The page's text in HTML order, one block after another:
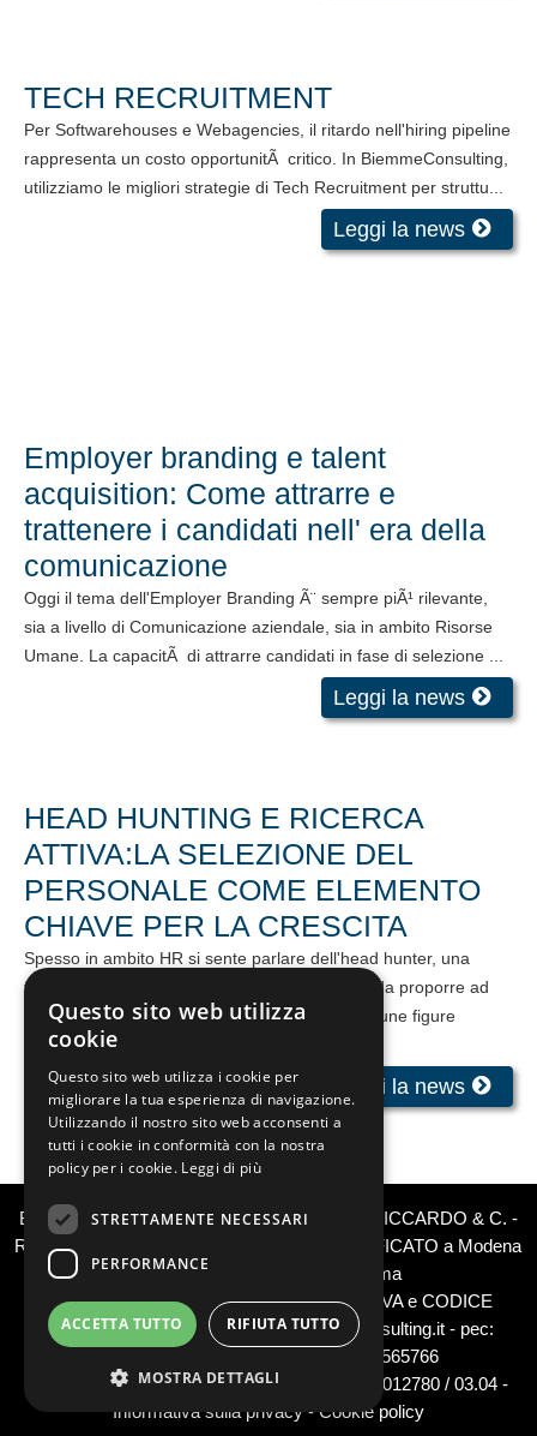
TECH RECRUITMENT
Per Softwarehouses e Webagencies, il ritardo nell'hiring pipeline
rappresenta un costo opportunitÃ critico. In BiemmeConsulting,
utilizziamo le migliori strategie di Tech Recruitment per struttu...
Leggi la news
Employer branding e talent
acquisition: Come attrarre e
trattenere i candidati nell' era della
comunicazione
Oggi il tema dell'Employer Branding Ã¨ sempre piÃ¹ rilevante,
sia a livello di Comunicazione aziendale, sia in ambito Risorse
Umane. La capacitÃ di attrarre candidati in fase di selezione ...
Leggi la news
HEAD HUNTING E RICERCA
ATTIVA:LA SELEZIONE DEL
PERSONALE COME ELEMENTO
CHIAVE PER LA CRESCITA
Spesso in ambito HR si sente parlare dell'head hunter, una
figura che si occupa di trovare i talenti migliori da proporre ad
aziende e istituzioni che sono alla ricerca di alcune figure
specifiche ...
Leggi la news
BIEMME CONSULTING SAS DI BARBIERI RICCARDO & C. -
RICERCA SELEZIONE PERSONALE QUALIFICATO a Modena
- Reggio Emilia - Bologna - Parma
Via Fosdondo 3, 42015 Correggio (RE) - P.IVA e CODICE
FISCALE 01974400358 -info@biemmeconsulting.it- pec:
- Tel 0522 565766
Autorizzazione Ministeriale Definitiva 13 / I / 0012780 / 03.04 -
Informativa sulla privacy-Cookie policy
Questo sito web utilizza
cookie
Questo sito web utilizza i cookie per
migliorare la tua esperienza di navigazione.
Utilizzando il nostro sito web acconsenti a
tutti i cookie in conformità con la nostra
policy per i cookie. Leggi di più
STRETTAMENTE NECESSARI
PERFORMANCE
ACCETTA TUTTO RIFIUTA TUTTO
MOSTRA DETTAGLI